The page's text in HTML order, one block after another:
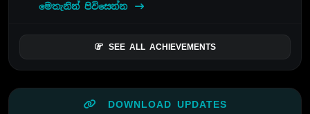
මෙතැනින් පිවිසෙන්න
SEE ALL ACHIEVEMENTS
DOWNLOAD UPDATES